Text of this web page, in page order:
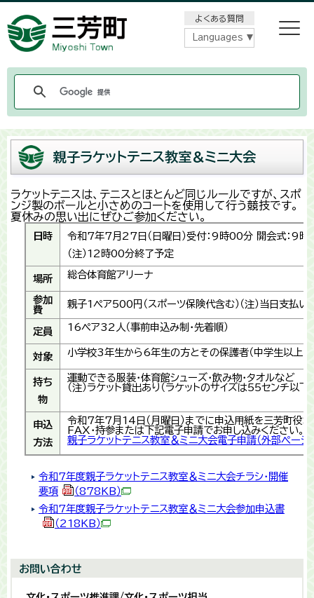
よくある質問
Languages
親子ラケットテニス教室＆ミニ大会
ラケットテニスは、テニスとほとんど同じルールですが、スポ
ンジ製のボールと小さめのコートを使用して行う競技です。
夏休みの思い出にぜひご参加ください。
日時
令和7年7月27日（日曜日）受付：9時00分 開会式：9
（注）12時00分終了予定
場所 総合体育館アリーナ
参加
費
親子1ペア500円（スポーツ保険代含む）（注）当日支払い
定員 16ペア32人（事前申込み制・先着順）
対象 小学校3年生から6年生の方とその保護者（中学生以上）
持ち
物
運動できる服装・体育館シューズ・飲み物・タオルなど
（注）ラケット貸出あり（ラケットのサイズは55センチ以下）
申込
方法
令和7年7月14日（月曜日）までに申込用紙を三芳町役場
FAX・持参または下記電子申請でお申し込みください。
親子ラケットテニス教室＆ミニ大会電子申請（外部ページ
令和7年度親子ラケットテニス教室＆ミニ大会チラシ・開催
要項
（878KB）
令和7年度親子ラケットテニス教室＆ミニ大会参加申込書
（218KB）
お問い合わせ